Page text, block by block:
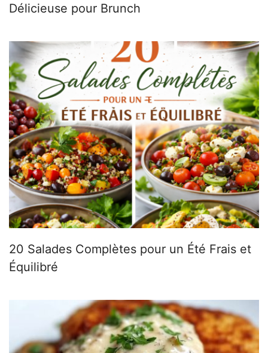
Délicieuse pour Brunch
20 Salades Complètes pour un Été Frais et
Équilibré